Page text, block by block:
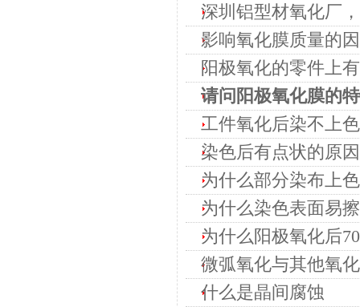
深圳铝型材氧化厂
影响氧化膜质量的
阳极氧化的零件上
请问阳极氧化膜的
工件氧化后染不上
染色后有点状的原
为什么部分染布上
为什么染色表面易
为什么阳极氧化后
微弧氧化与其他氧
什么是晶间腐蚀